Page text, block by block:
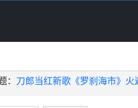
： 刀郎当红新歌《罗刹海市》火